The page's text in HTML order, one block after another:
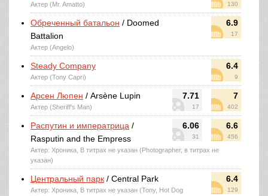
130
Актер (Mr. Amatto)
6.9
17
Обреченный батальон / Doomed
Battalion
Актер (Angelo)
6.4
9
Steady Company
Актер (Tony Capri)
7.71
17
7
402
Арсен Люпен / Arsène Lupin
Актер (Sheriff's Man)
6.06
31
6.6
456
Распутин и императрица /
Rasputin and the Empress
Актер: Хроника, В титрах не указан (Photographer, в титрах не
указан)
6.4
129
Центральный парк / Central Park
Актер: Хроника, В титрах не указан (Tony, Hot Dog